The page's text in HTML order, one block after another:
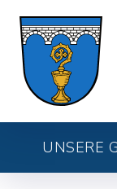
UNSERE